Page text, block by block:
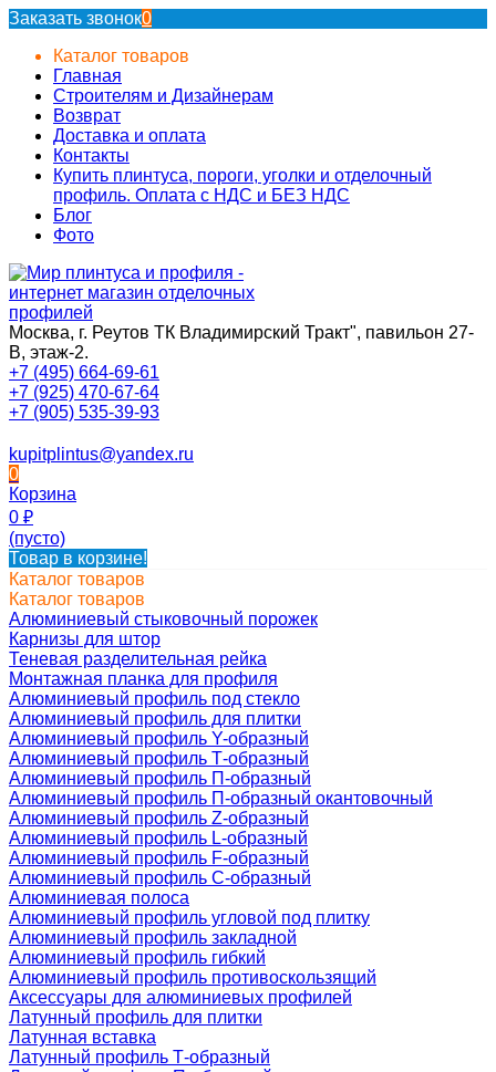
Заказать звонок0
Каталог товаров
Главная
Строителям и Дизайнерам
Возврат
Доставка и оплата
Контакты
Купить плинтуса, пороги, уголки и отделочный
профиль. Оплата с НДС и БЕЗ НДС
Блог
Фото
Москва, г. Реутов ТК Владимирский Тракт", павильон 27-
В, этаж-2.
+7 (495) 664-69-61
+7 (925) 470-67-64
+7 (905) 535-39-93
kupitplintus@yandex.ru
0
Корзина
0 ₽
(пусто)
Товар в корзине!
Каталог товаров
Каталог товаров
Алюминиевый стыковочный порожек
Карнизы для штор
Теневая разделительная рейка
Монтажная планка для профиля
Алюминиевый профиль под стекло
Алюминиевый профиль для плитки
Алюминиевый профиль Y-образный
Алюминиевый профиль Т-образный
Алюминиевый профиль П-образный
Алюминиевый профиль П-образный окантовочный
Алюминиевый профиль Z-образный
Алюминиевый профиль L-образный
Алюминиевый профиль F-образный
Алюминиевый профиль C-образный
Алюминиевая полоса
Алюминиевый профиль угловой под плитку
Алюминиевый профиль закладной
Алюминиевый профиль гибкий
Алюминиевый профиль противоскользящий
Аксессуары для алюминиевых профилей
Латунный профиль для плитки
Латунная вставка
Латунный профиль Т-образный